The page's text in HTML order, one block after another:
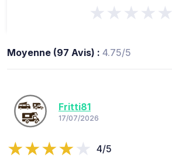
★★★★★
Moyenne (97 Avis) : 4.75/5
Fritti81
17/07/2026
4/5